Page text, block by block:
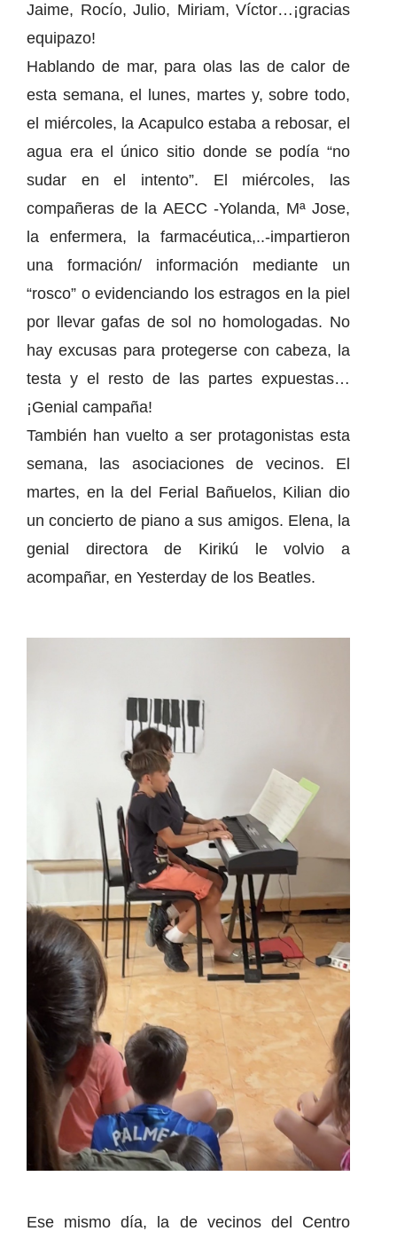
Jaime, Rocío, Julio, Miriam, Víctor…¡gracias
equipazo!
Hablando de mar, para olas las de calor de
esta semana, el lunes, martes y, sobre todo,
el miércoles, la Acapulco estaba a rebosar, el
agua era el único sitio donde se podía “no
sudar en el intento”. El miércoles, las
compañeras de la AECC -Yolanda, Mª Jose,
la enfermera, la farmacéutica,..-impartieron
una formación/ información mediante un
“rosco” o evidenciando los estragos en la piel
por llevar gafas de sol no homologadas. No
hay excusas para protegerse con cabeza, la
testa y el resto de las partes expuestas…
¡Genial campaña!
También han vuelto a ser protagonistas esta
semana, las asociaciones de vecinos. El
martes, en la del Ferial Bañuelos, Kilian dio
un concierto de piano a sus amigos. Elena, la
genial directora de Kirikú le volvio a
acompañar, en Yesterday de los Beatles.
Ese mismo día, la de vecinos del Centro